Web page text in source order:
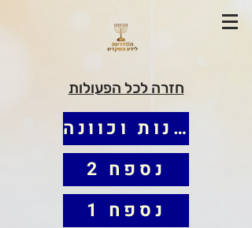
חזרה לכל הפעולות
הפעולה - קרבנות וכוונה
נספח 2
נספח 1